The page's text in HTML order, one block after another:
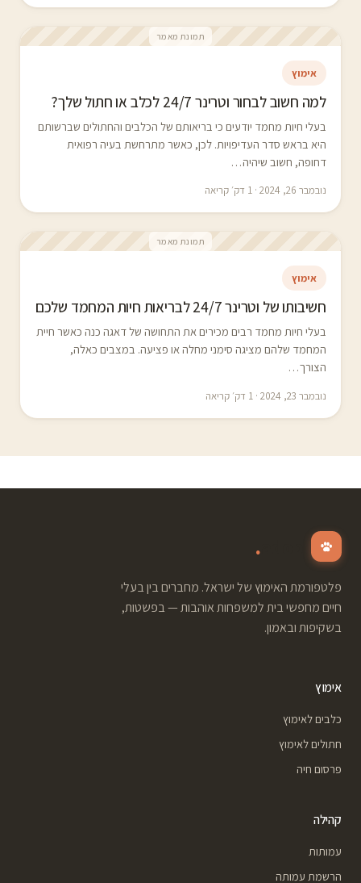
תמונת מאמר
אימוץ
למה חשוב לבחור וטרינר 24/7 לכלב או חתול שלך?
בעלי חיות מחמד יודעים כי בריאותם של הכלבים והחתולים שברשותם
היא בראש סדר העדיפויות. לכן, כאשר מתרחשת בעיה רפואית
דחופה, חשוב שיהיה…
נובמבר 26, 2024 · 1 דק׳ קריאה
תמונת מאמר
אימוץ
חשיבותו של וטרינר 24/7 לבריאות חיות המחמד שלכם
בעלי חיות מחמד רבים מכירים את התחושה של דאגה כנה כאשר חיית
המחמד שלהם מציגה סימני מחלה או פציעה. במצבים כאלה,
הצורך…
נובמבר 23, 2024 · 1 דק׳ קריאה
.
פלטפורמת האימוץ של ישראל. מחברים בין בעלי
חיים מחפשי בית למשפחות אוהבות — בפשטות,
בשקיפות ובאמון.
אימוץ
כלבים לאימוץ
חתולים לאימוץ
פרסום חיה
קהילה
עמותות
הרשמת עמותה